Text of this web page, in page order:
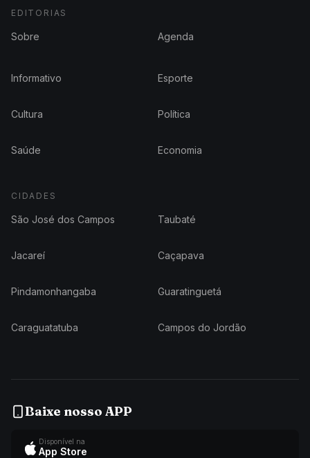
EDITORIAS
Sobre Agenda
Informativo Esporte
Cultura Política
Saúde Economia
CIDADES
São José dos Campos Taubaté
Jacareí Caçapava
Pindamonhangaba Guaratinguetá
Caraguatatuba Campos do Jordão
Baixe nosso APP
Disponível na
App Store